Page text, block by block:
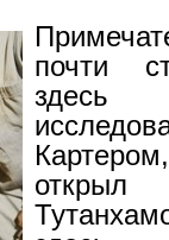
почти
здесь